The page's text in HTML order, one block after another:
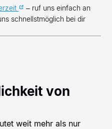
– ruf uns einfach an
schnellstmöglich bei dir
von
weit mehr als nur